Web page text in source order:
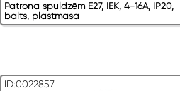
Patrona spuldzēm E27, IEK, 4-16A, IP20,
balts, plastmasa
ID:0022857